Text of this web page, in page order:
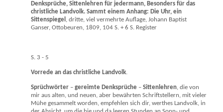
Denksprüche, Sittenlehren für jedermann, Besonders für das
christliche Landvolk. Sammt einem Anhang: Die Uhr, ein
Sittenspiegel , dritte, viel vermehrte Auflage, Johann Baptist
Ganser, Ottobeuren, 1809, 104 S. + 6 S. Register
S. 3 - 5
Vorrede an das christliche Landvolk.
Sprüchwörter – gereimte Denksprüche – Sittenlehren, die von
mir aus alten, und neuen, aber bewährten Schriftstellern, mit vieler
Mühe gesammelt worden, empfehlen sich dir, werthes Landvolk, in